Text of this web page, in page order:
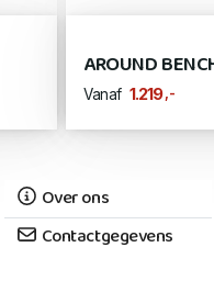
AROUND
Vanaf 1.219 ,-
Over ons
Contactgegevens